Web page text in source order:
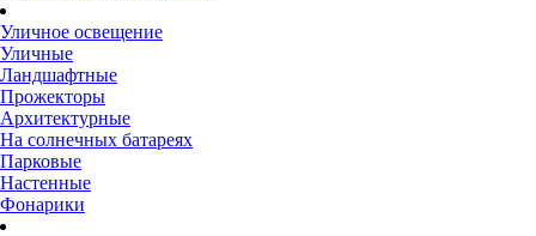
Уличное освещение
Уличные
Ландшафтные
Прожекторы
Архитектурные
На солнечных батареях
Парковые
Настенные
Фонарики